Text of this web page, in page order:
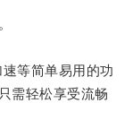
等简单易用的功
需轻松享受流畅